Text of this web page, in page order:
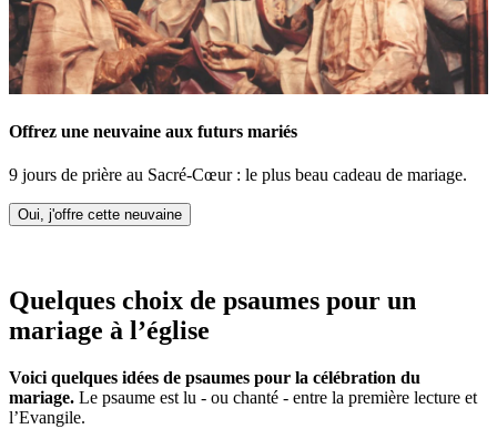
Offrez une neuvaine aux futurs mariés
9 jours de prière au Sacré-Cœur : le plus beau cadeau de mariage.
Oui, j'offre cette neuvaine
Quelques choix de psaumes pour un
mariage à l’église
Voici quelques idées de psaumes pour la célébration du
mariage. Le psaume est lu - ou chanté - entre la première lecture et
l’Evangile.